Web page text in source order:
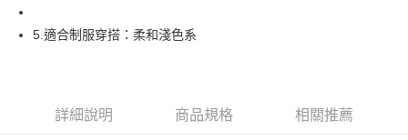
付款後7-11取貨
每筆NT$80，滿NT$1,000(含以上)免運費
5.適合制服穿搭：柔和淺色系
詳細說明 商品規格 相關推薦